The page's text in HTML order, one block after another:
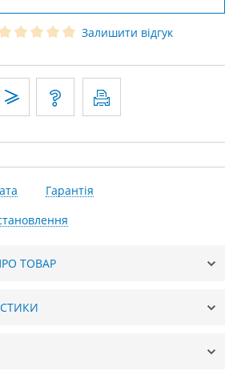
Залишити відгук
Гарантія
ТОВАР